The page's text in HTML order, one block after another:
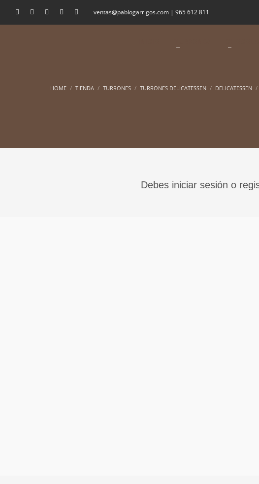
ventas@pablogarrigos.com | 965 612 811
HOME TIENDA TURRONES TURRONES DELICATESSEN DELICATESSEN
Debes iniciar sesión o